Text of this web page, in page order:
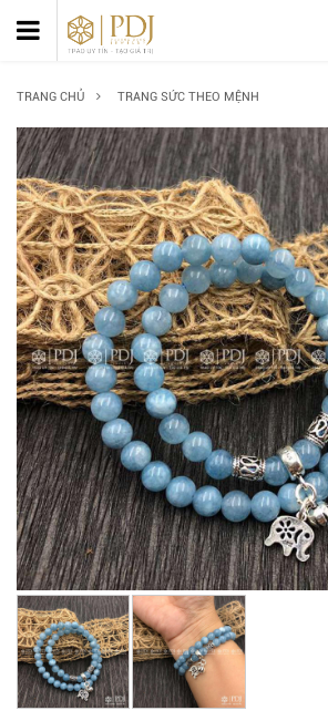
TRANG CHỦ TRANG SỨC THEO MỆNH